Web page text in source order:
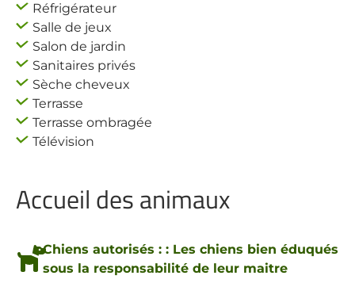
Réfrigérateur
Salle de jeux
Salon de jardin
Sanitaires privés
Sèche cheveux
Terrasse
Terrasse ombragée
Télévision
Accueil des animaux
Chiens autorisés : : Les chiens bien éduqués
sous la responsabilité de leur maitre